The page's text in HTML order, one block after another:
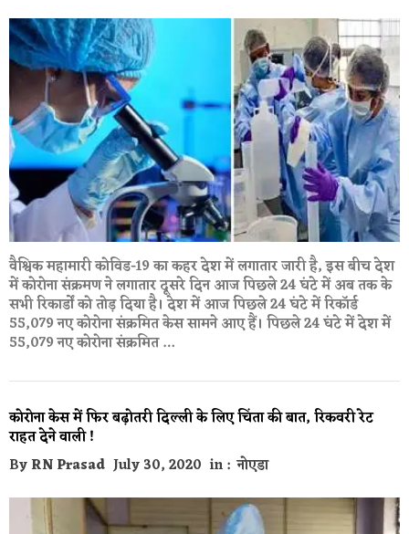
वैश्विक महामारी कोविड-19 का कहर देश में लगातार जारी है, इस बीच देश
में कोरोना संक्रमण ने लगातार दूसरे दिन आज पिछले 24 घंटे में अब तक के
सभी रिकार्डों को तोड़ दिया है। देश में आज पिछले 24 घंटे में रिकॉर्ड
55,079 नए कोरोना संक्रमित केस सामने आए हैं। पिछले 24 घंटे में देश में
55,079 नए कोरोना संक्रमित …
कोरोना केस में फिर बढ़ोतरी दिल्ली के लिए चिंता की बात, रिकवरी रेट
राहत देने वाली !
ByRN Prasad July 30, 2020 in :नोएडा